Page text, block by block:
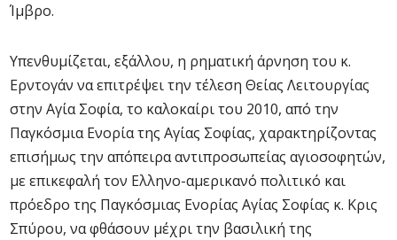
Ίμβρο.
Υπενθυμίζεται, εξάλλου, η ρηματική άρνηση του κ.
Ερντογάν να επιτρέψει την τέλεση Θείας Λειτουργίας
στην Αγία Σοφία, το καλοκαίρι του 2010, από την
Παγκόσμια Ενορία της Αγίας Σοφίας, χαρακτηρίζοντας
επισήμως την απόπειρα αντιπροσωπείας αγιοσοφητών,
με επικεφαλή τον Ελληνο-αμερικανό πολιτικό και
πρόεδρο της Παγκόσμιας Ενορίας Αγίας Σοφίας κ. Κρις
Σπύρου, να φθάσουν μέχρι την βασιλική της